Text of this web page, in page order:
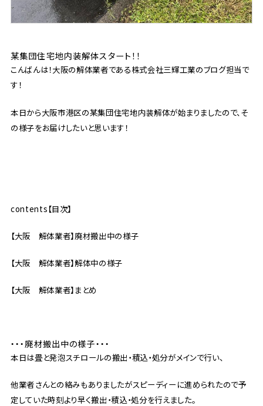
某集団住宅地内装解体スタート！！
こんばんは！大阪の解体業者である株式会社三輝工業のブログ担当で
す！
本日から大阪市港区の某集団住宅地内装解体が始まりましたので、そ
の様子をお届けしたいと思います！
contents【目次】
【大阪 解体業者】廃材搬出中の様子
【大阪 解体業者】解体中の様子
【大阪 解体業者】まとめ
・・・廃材搬出中の様子・・・
本日は畳と発泡スチロールの搬出・積込・処分がメインで行い、
他業者さんとの絡みもありましたがスピーディーに進められたので予
定していた時刻より早く搬出・積込・処分を行えました。